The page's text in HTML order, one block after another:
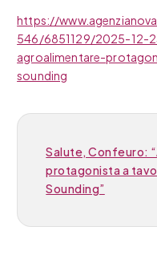
https://
546/6851129/2025-12-
agroalimentare-
sounding
Salute, Confeuro:
protagonista a
Sounding”